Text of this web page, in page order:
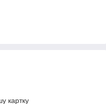
картку